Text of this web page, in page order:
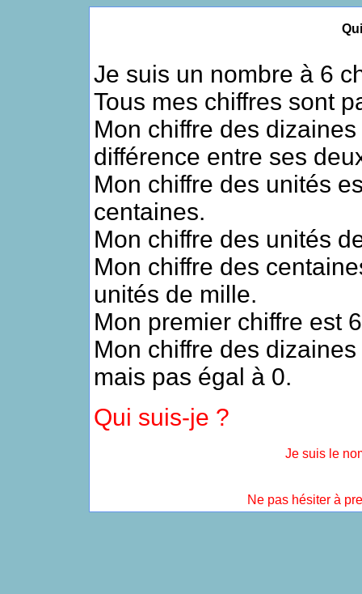
Je suis un nombre à 6
Tous mes chiffres sont
Mon chiffre des
différence entre ses
Mon chiffre des unités
centaines.
Mon chiffre des unités
Mon chiffre des
unités de mille.
Mon premier chiffre est
Mon chiffre des
mais pas égal à 0.
Qui suis-je ?
Je suis le
Ne pas hésiter à